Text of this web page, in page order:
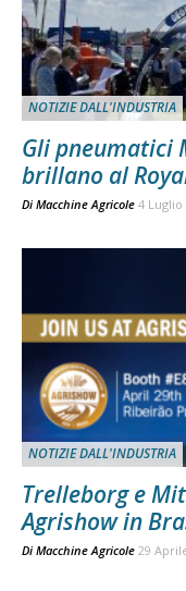
NOTIZIE DALL'INDUSTRIA
Gli pneumatici
brillano al
Di Macchine Agricole 4 Luglio
NOTIZIE DALL'INDUSTRIA
Trelleborg e
Agrishow in
Di Macchine Agricole 29